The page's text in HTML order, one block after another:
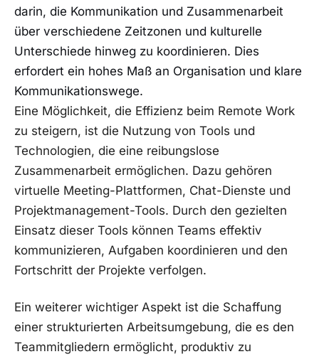
darin, ‍die Kommunikation ‍und Zusammenarbeit
‍über ⁣verschiedene Zeitzonen und⁤ kulturelle
Unterschiede hinweg zu koordinieren. ​Dies
erfordert ein‌ hohes Maß an ⁢Organisation und⁢ klare
Kommunikationswege.
Eine Möglichkeit, die ⁢Effizienz​ beim Remote Work
zu ​steigern, ist die Nutzung von Tools und
Technologien, ⁢die eine reibungslose
Zusammenarbeit⁣ ermöglichen. ‌Dazu ⁢gehören
virtuelle Meeting-Plattformen, Chat-Dienste und
Projektmanagement-Tools.‍ Durch den gezielten⁤
Einsatz ​dieser⁤ Tools​ können Teams⁣ effektiv
kommunizieren, Aufgaben koordinieren und den
Fortschritt der Projekte verfolgen.
Ein⁣ weiterer wichtiger​ Aspekt ⁤ist‌ die Schaffung
einer‍ strukturierten Arbeitsumgebung,⁣ die‌ es den
Teammitgliedern⁤ ermöglicht, produktiv ⁣zu